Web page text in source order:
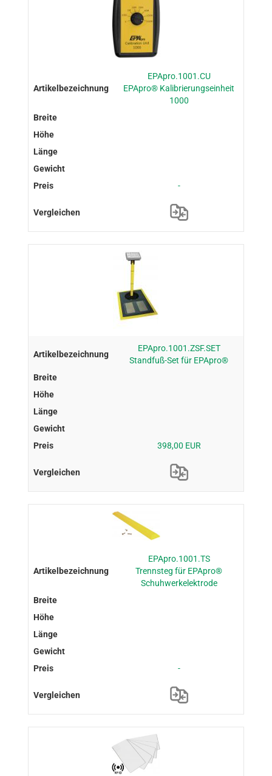
EPApro.1001.CU
EPApro® Kalibrierungseinheit
1000
-
EPApro.1001.ZSF.SET
Standfuß-Set für EPApro®
398,00 EUR
EPApro.1001.TS
Trennsteg für EPApro®
Schuhwerkelektrode
-